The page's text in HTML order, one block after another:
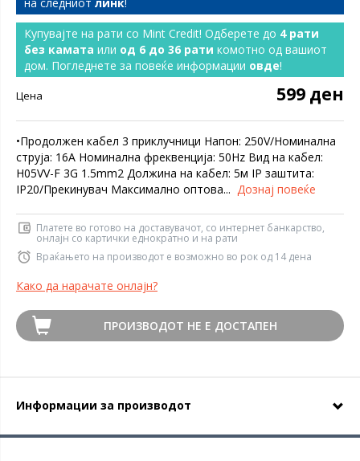
Купувајте на рати со Mint Credit! Одберете до 4 рати
без камата или од 6 до 36 рати комотно од вашиот
дом. Погледнете за повеќе информации овде!
Цена 599 ден
•Продолжен кабел 3 приклучници Напон: 250V/Номинална
струја: 16A Номинална фреквенција: 50Hz Вид на кабел:
H05VV-F 3G 1.5mm2 Должина на кабел: 5м IP заштита:
IP20/Прекинувач Максимално оптова... Дознај повеќе
Платете во готово на доставувачот, со интернет банкарство,
онлајн со картички еднократно и на рати
Враќањето на производот е возможно во рок од 14 дена
Како да нарачате онлајн?
ПРОИЗВОДОТ НЕ Е ДОСТАПЕН
Информации за производот